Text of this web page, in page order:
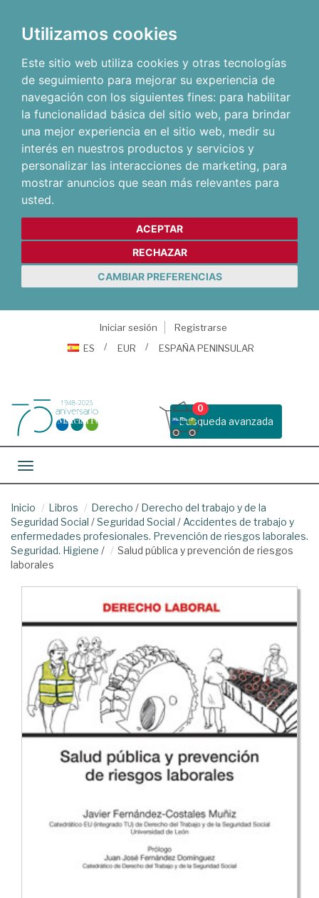
Utilizamos cookies
Este sitio web utiliza cookies y otras tecnologías
de seguimiento para mejorar su experiencia de
navegación con los siguientes fines: para habilitar
la funcionalidad básica del sitio web, para brindar
una mejor experiencia en el sitio web, medir su
interés en nuestros productos y servicios y
personalizar las interacciones de marketing, para
mostrar anuncios que sean más relevantes para
usted.
ACEPTAR
RECHAZAR
CAMBIAR PREFERENCIAS
Iniciar sesión
Registrarse
ES
EUR ESPAÑA PENINSULAR
Busqueda avanzada
0
Toggle navigation
Inicio Libros Derecho / Derecho del trabajo y de la
Seguridad Social /Seguridad Social / Accidentes de trabajo y
enfermedades profesionales. Prevención de riesgos laborales.
Seguridad. Higiene /
Salud pública y prevención de riesgos
laborales